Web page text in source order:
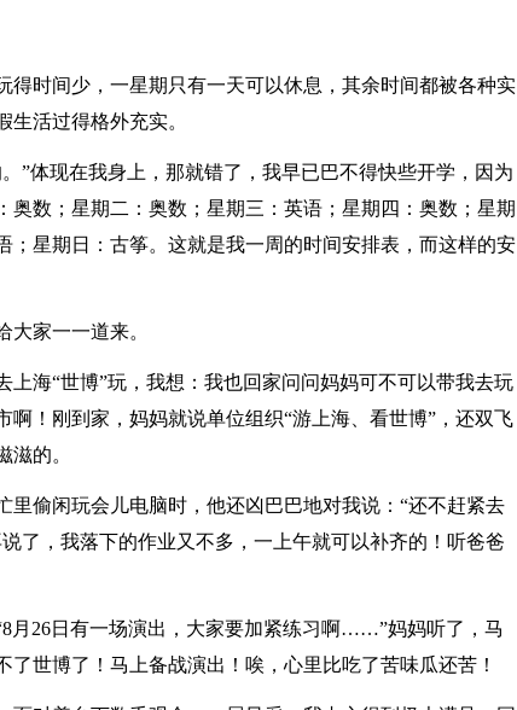
时间少，一星期只有一天可以休息，其余时间都被各种实
活过得格外充实。
体现在我身上，那就错了，我早已巴不得快些开学，因为
数；星期二：奥数；星期三：英语；星期四：奥数；星期
；星期日：古筝。这就是我一周的时间安排表，而这样的安
家一一道来。
海“世博”玩，我想：我也回家问问妈妈可不可以带我去玩
！刚到家，妈妈就说单位组织“游上海、看世博”，还双飞
滋的。
偷闲玩会儿电脑时，他还凶巴巴地对我说：“还不赶紧去
了，我落下的作业又不多，一上午就可以补齐的！听爸爸
26日有一场演出，大家要加紧练习啊……”妈妈听了，马
了世博了！马上备战演出！唉，心里比吃了苦味瓜还苦！